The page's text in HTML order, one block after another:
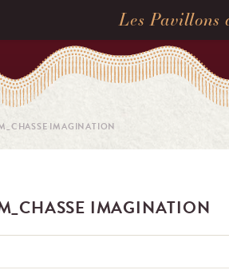
Les Pavillons
IMAGINATION
IMAGINATION